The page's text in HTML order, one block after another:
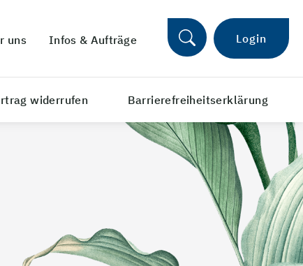
uns Infos & Aufträge Login
widerrufen Barrierefreiheitserklärung